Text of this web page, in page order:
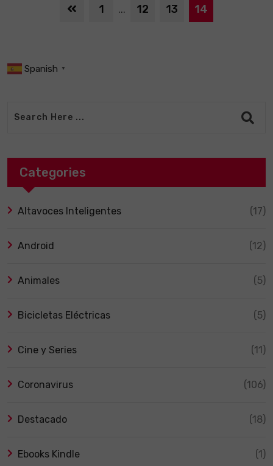
1 ... 12 13 14
Spanish ▼
Categories
Altavoces Inteligentes (17)
Android (12)
Animales (5)
Bicicletas Eléctricas (5)
Cine y Series (11)
Coronavirus (106)
Destacado (18)
Ebooks Kindle (1)